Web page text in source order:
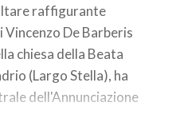
raffigurante
De Barberis
chiesa della Beata
(Largo Stella), ha
dell'Annunciazione